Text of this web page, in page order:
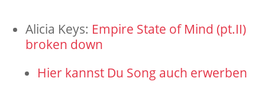
Alicia Keys: Empire State of Mind (pt.II)
broken down
Hier kannst Du Song auch erwerben